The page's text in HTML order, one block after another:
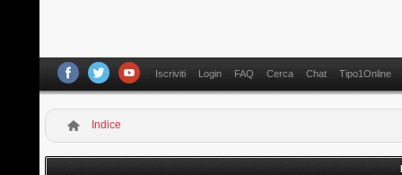
Iscriviti Login FAQ Cerca Chat Tipo1Online
Indice